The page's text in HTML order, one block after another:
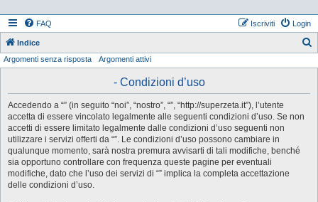
FAQ Login
Iscriviti
Indice
Argomenti senza risposta Argomenti attivi
- Condizioni d’uso
Accedendo a “” (in seguito “noi”, “nostro”, “”, “http://superzeta.it”), l’utente
accetta di essere vincolato legalmente alle seguenti condizioni d’uso. Se non
accetti di essere limitato legalmente dalle condizioni d’uso seguenti non
utilizzare i servizi offerti da “”. Le condizioni d’uso possono cambiare in
qualunque momento, sarà nostra premura avvisarti di tali modifiche, benché
sia opportuno controllare con frequenza queste pagine per eventuali
modifiche, dato che l’uso dei servizi di “” implica la completa accettazione
delle condizioni d’uso.